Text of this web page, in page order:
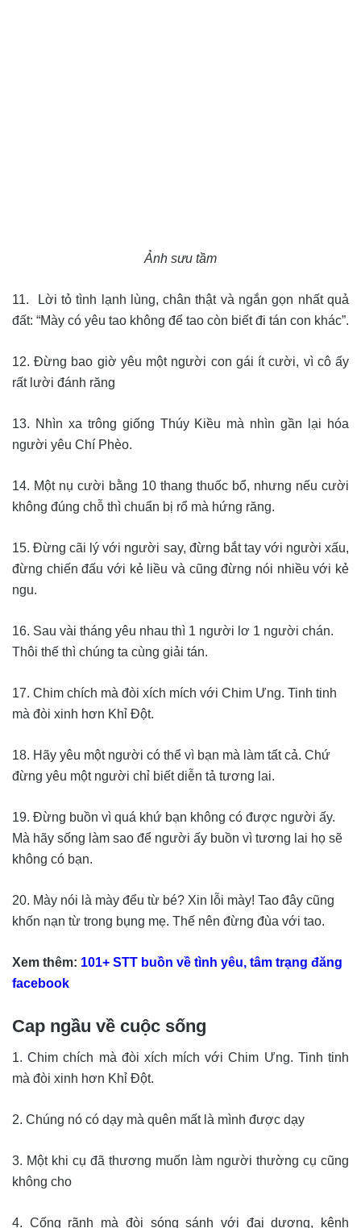
Ảnh sưu tầm
11. Lời tỏ tình lạnh lùng, chân thật và ngắn gọn nhất quả
đất: “Mày có yêu tao không để tao còn biết đi tán con khác”.
12. Đừng bao giờ yêu một người con gái ít cười, vì cô ấy
rất lười đánh răng
13. Nhìn xa trông giống Thúy Kiều mà nhìn gần lại hóa
người yêu Chí Phèo.
14. Một nụ cười bằng 10 thang thuốc bổ, nhưng nếu cười
không đúng chỗ thì chuẩn bị rổ mà hứng răng.
15. Đừng cãi lý với người say, đừng bắt tay với người xấu,
đừng chiến đấu với kẻ liều và cũng đừng nói nhiều với kẻ
ngu.
16. Sau vài tháng yêu nhau thì 1 người lơ 1 người chán.
Thôi thế thì chúng ta cùng giải tán.
17. Chim chích mà đòi xích mích với Chim Ưng. Tinh tinh
mà đòi xinh hơn Khỉ Đột.
18. Hãy yêu một người có thể vì bạn mà làm tất cả. Chứ
đừng yêu một người chỉ biết diễn tả tương lai.
19. Đừng buồn vì quá khứ bạn không có được người ấy.
Mà hãy sống làm sao để người ấy buồn vì tương lai họ sẽ
không có bạn.
20. Mày nói là mày đểu từ bé? Xin lỗi mày! Tao đây cũng
khốn nạn từ trong bụng mẹ. Thế nên đừng đùa với tao.
Xem thêm: 101+ STT buồn về tình yêu, tâm trạng đăng
facebook
Cap ngầu về cuộc sống
1. Chim chích mà đòi xích mích với Chim Ưng. Tinh tinh
mà đòi xinh hơn Khỉ Đột.
2. Chúng nó có dạy mà quên mất là mình được dạy
3. Một khi cụ đã thương muốn làm người thường cụ cũng
không cho
4. Cống rãnh mà đòi sóng sánh với đại dương, kênh